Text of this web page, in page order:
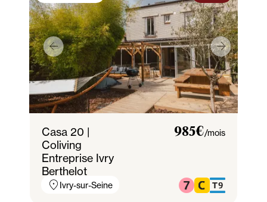
Casa 20 |
Coliving
Entreprise Ivry
Berthelot
985€/mois
Ivry-sur-Seine